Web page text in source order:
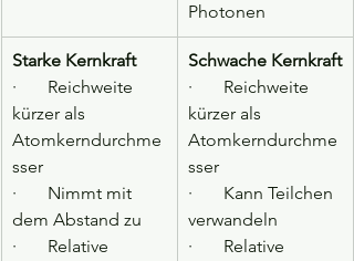
Photonen
Starke Kernkraft
·       Reichweite
kürzer als
Atomkerndurchme
sser
·       Nimmt mit
dem Abstand zu
·       Relative
Schwache Kernkraft
·       Reichweite
kürzer als
Atomkerndurchme
sser
·       Kann Teilchen
verwandeln
·       Relative